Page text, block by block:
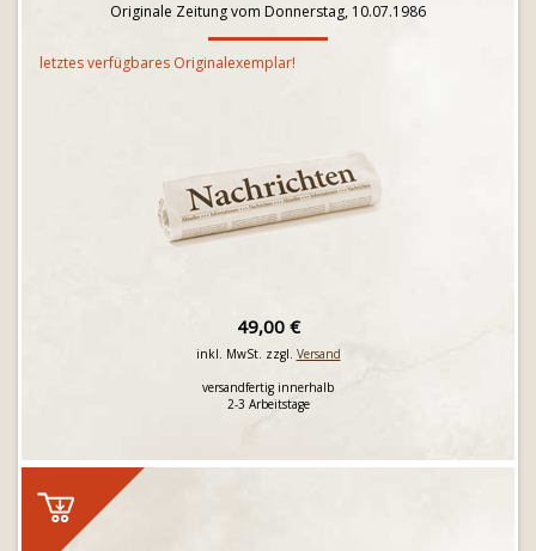
Originale Zeitung vom Donnerstag, 10.07.1986
letztes verfügbares Originalexemplar!
49,00 €
inkl. MwSt. zzgl. Versand
versandfertig innerhalb
2-3 Arbeitstage